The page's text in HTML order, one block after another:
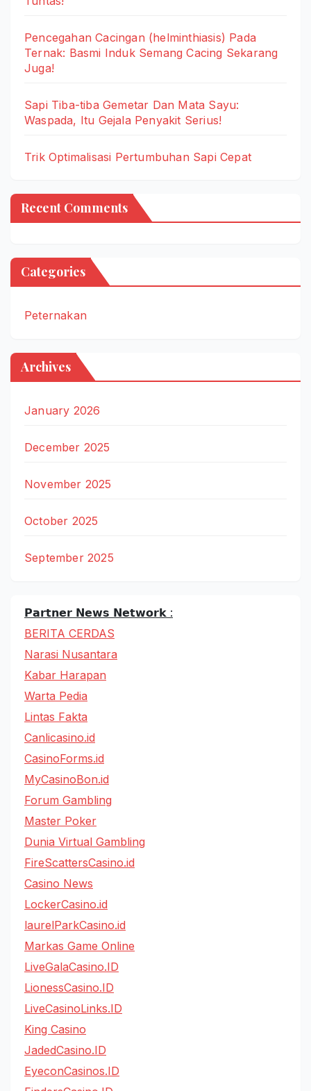
Pencegahan Cacingan (helminthiasis) Pada
Ternak: Basmi Induk Semang Cacing Sekarang
Juga!
Sapi Tiba-tiba Gemetar Dan Mata Sayu:
Waspada, Itu Gejala Penyakit Serius!
Trik Optimalisasi Pertumbuhan Sapi Cepat
Recent Comments
Categories
Peternakan
Archives
January 2026
December 2025
November 2025
October 2025
September 2025
𝗣𝗮𝗿𝘁𝗻𝗲𝗿 𝗡𝗲𝘄𝘀 𝗡𝗲𝘁𝘄𝗼𝗿𝗸 :
BERITA CERDAS
Narasi Nusantara
Kabar Harapan
Warta Pedia
Lintas Fakta
Canlicasino.id
CasinoForms.id
MyCasinoBon.id
Forum Gambling
Master Poker
Dunia Virtual Gambling
FireScattersCasino.id
Casino News
LockerCasino.id
laurelParkCasino.id
Markas Game Online
LiveGalaCasino.ID
LionessCasino.ID
LiveCasinoLinks.ID
King Casino
JadedCasino.ID
EyeconCasinos.ID